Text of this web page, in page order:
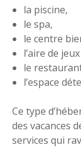
la piscine,
le spa,
le centre
l’aire de
le
l’espace
Ce type
des vacances
services qui